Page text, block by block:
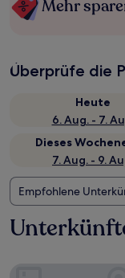
Mehr
Überprüfe die
Heute
6. Aug. - 7.
Dieses
7. Aug. - 9.
Empfohlene